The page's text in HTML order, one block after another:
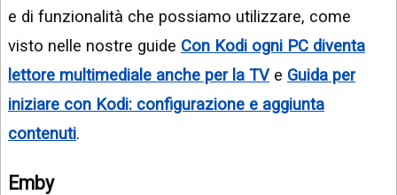
e di funzionalità che possiamo utilizzare, come
visto nelle nostre guide Con Kodi ogni PC diventa
lettore multimediale anche per la TVe Guida per
iniziare con Kodi: configurazione e aggiunta
contenuti.
Emby